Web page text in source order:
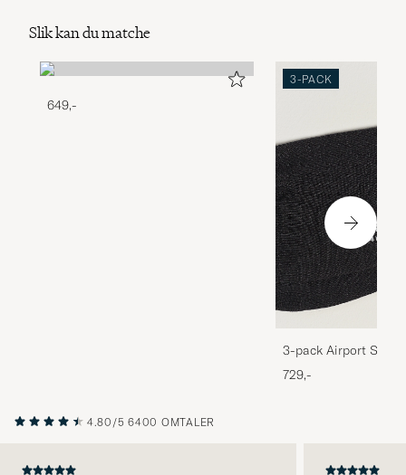
Slik kan du matche
649,-
3-PACK
3-pack Airport
Melange
729,-
4.80/5 6400 OMTALER